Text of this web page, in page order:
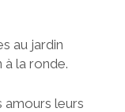
au jardin
la ronde.
amours leurs